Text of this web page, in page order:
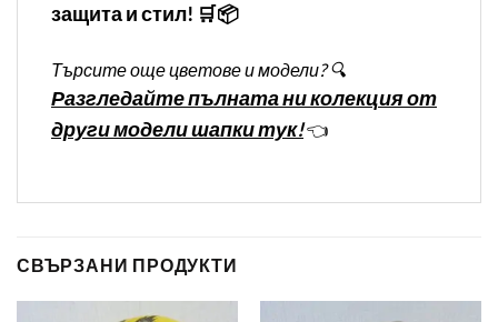
защита и стил! 🛒📦
Търсите още цветове и модели? 🔍
Разгледайте пълната ни колекция от
други модели шапки тук!👈
СВЪРЗАНИ ПРОДУКТИ